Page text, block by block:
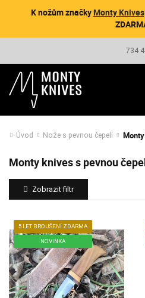
K nožům značkyMonty Knives
734
Úvod Nože s pevnou čepelí
Monty knives s pevnou
Zobrazit filtr
5 LET BROUŠENÍ ZDARMA
NOVINKA